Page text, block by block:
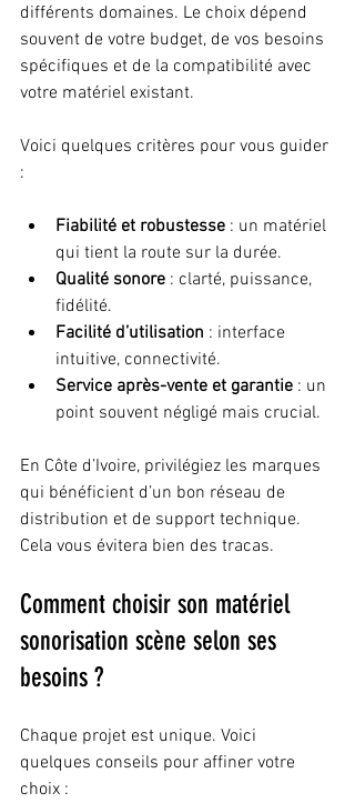
différents domaines. Le choix dépend
souvent de votre budget, de vos besoins
spécifiques et de la compatibilité avec
votre matériel existant.
Voici quelques critères pour vous guider
:
Fiabilité et robustesse : un matériel
qui tient la route sur la durée.
Qualité sonore : clarté, puissance,
fidélité.
Facilité d’utilisation : interface
intuitive, connectivité.
Service après-vente et garantie : un
point souvent négligé mais crucial.
En Côte d’Ivoire, privilégiez les marques
qui bénéficient d’un bon réseau de
distribution et de support technique.
Cela vous évitera bien des tracas.
Comment choisir son matériel
sonorisation scène selon ses
besoins ?
Chaque projet est unique. Voici
quelques conseils pour affiner votre
choix :